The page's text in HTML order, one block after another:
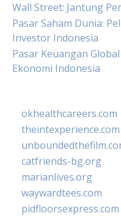
Wall Street: Jantung
Pasar Saham Dunia:
Investor Indonesia
Pasar Keuangan
Ekonomi Indonesia
okhealthcareers.com
theintexperience.com
catfriends-bg.org
marianlives.org
waywardtees.com
pidfloorsexpress.com